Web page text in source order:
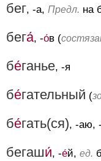
бег, -а, Предл. на
бега́, -о́в (
бе́ганье, -я
бе́гательный (
бе́гать(ся), -аю,
бегаши́, -е́й, ед.